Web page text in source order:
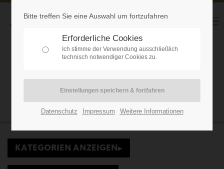
Kategorie: Unser Bier
KATEGORIEN ANZEIGEN▾
Bitte treffen Sie eine Auswahl um fortzufahren
Erforderliche Cookies
Ich stimme der Verwendung ausschließlich
technisch notwendiger Cookies zu.
Datenschutz Impressum Weitere Informationen